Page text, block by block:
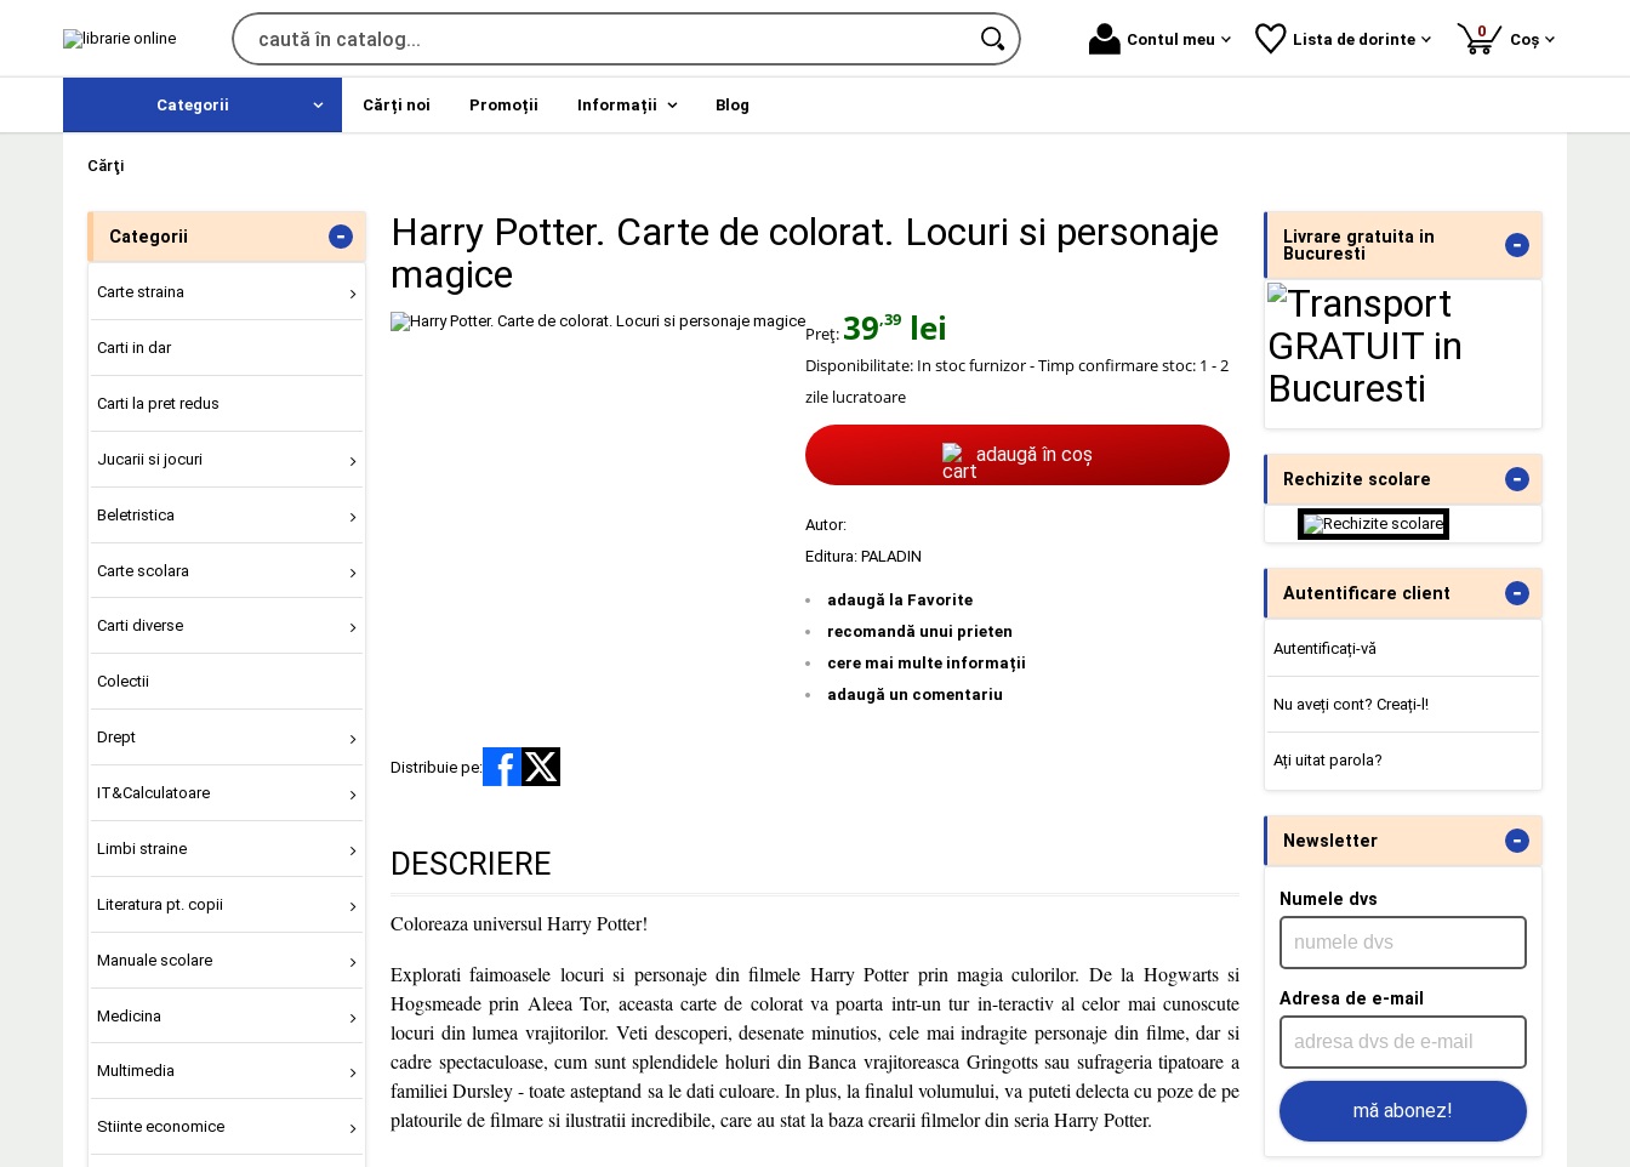
Contul meu Lista de dorinte 0produse
Coș
Categorii Cărți noi Promoții Informații Blog
Cărţi
Categorii -
Carte straina
Carti in dar
Carti la pret redus
Jucarii si jocuri
Beletristica
Carte scolara
Carti diverse
Colectii
Drept
IT&Calculatoare
Limbi straine
Literatura pt. copii
Manuale scolare
Medicina
Multimedia
Stiinte economice
Harry Potter. Carte de colorat. Locuri si personaje
magice
Preț: 39,39 lei
Disponibilitate: In stoc furnizor - Timp confirmare stoc: 1 - 2
zile lucratoare
adaugă în coș
Autor:
Editura: PALADIN
adaugă la Favorite
recomandă unui prieten
cere mai multe informații
adaugă un comentariu
Distribuie pe:
DESCRIERE
Coloreaza universul Harry Potter!
Explorati faimoasele locuri si personaje din filmele Harry Potter prin magia culorilor. De la Hogwarts si
Hogsmeade prin Aleea Tor, aceasta carte de colorat va poarta intr-un tur in-teractiv al celor mai cunoscute
locuri din lumea vrajitorilor. Veti descoperi, desenate minutios, cele mai indragite personaje din filme, dar si
cadre spectaculoase, cum sunt splendidele holuri din Banca vrajitoreasca Gringotts sau sufrageria tipatoare a
familiei Dursley - toate asteptand sa le dati culoare. In plus, la finalul volumului, va puteti delecta cu poze de pe
platourile de filmare si ilustratii incredibile, care au stat la baza crearii filmelor din seria Harry Potter.
Livrare gratuita in
Bucuresti
-
Rechizite scolare -
Autentificare client -
Autentificați-vă
Nu aveți cont? Creați-l!
Ați uitat parola?
Newsletter -
Numele dvs
Adresa de e-mail
mă abonez!